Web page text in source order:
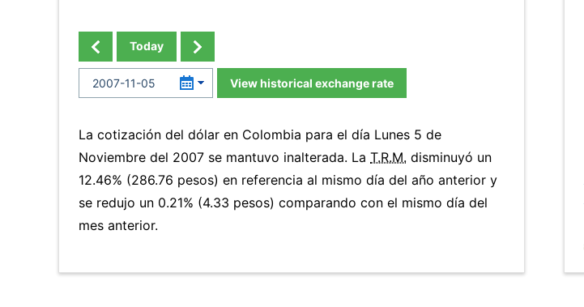
Today
View historical exchange rate
La cotización del dólar en Colombia para el día Lunes 5 de
Noviembre del 2007 se mantuvo inalterada. La T.R.M. disminuyó un
12.46% (286.76 pesos) en referencia al mismo día del año anterior y
se redujo un 0.21% (4.33 pesos) comparando con el mismo día del
mes anterior.